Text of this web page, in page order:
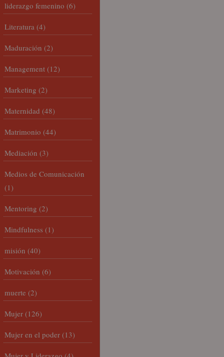
liderazgo femenino (6)
Literatura (4)
Maduración (2)
Management (12)
Marketing (2)
Maternidad (48)
Matrimonio (44)
Mediación (3)
Medios de Comunicación
(1)
Mentoring (2)
Mindfulness (1)
misión (40)
Motivación (6)
muerte (2)
Mujer (126)
Mujer en el poder (13)